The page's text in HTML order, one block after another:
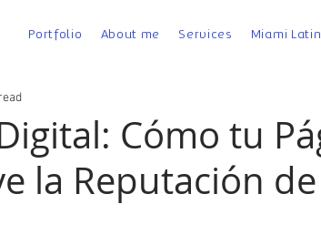
Portfolio About me Services Miami
Cómo tu
la Reputación